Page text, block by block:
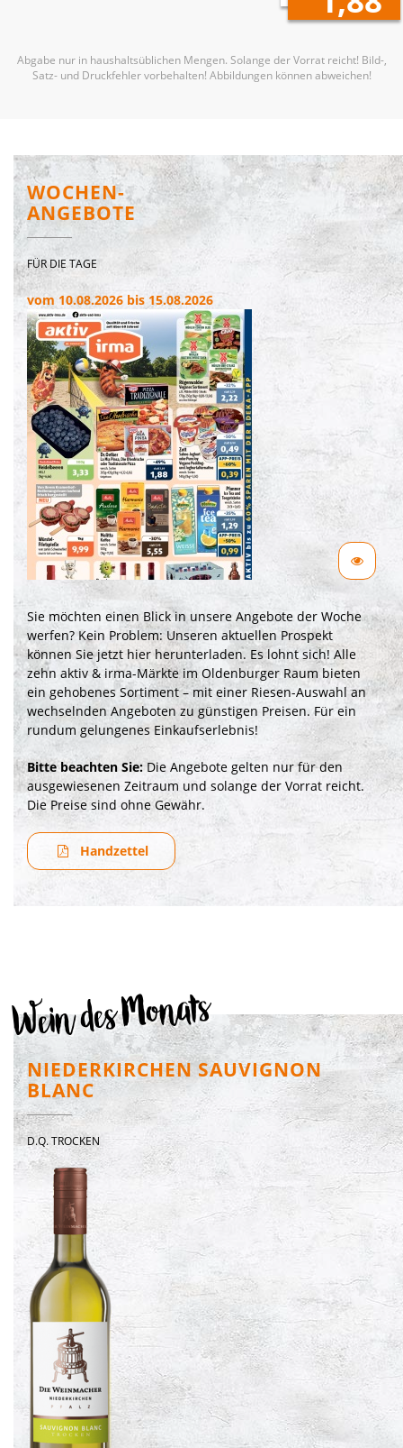
Abgabe nur in haushaltsüblichen Mengen. Solange der Vorrat reicht! Bild-,
Satz- und Druckfehler vorbehalten! Abbildungen können abweichen!
Sie möchten einen Blick in unsere Angebote der Woche
werfen? Kein Problem: Unseren aktuellen Prospekt
können Sie jetzt hier herunterladen. Es lohnt sich! Alle
zehn aktiv & irma-Märkte im Oldenburger Raum bieten
ein gehobenes Sortiment – mit einer Riesen-Auswahl an
wechselnden Angeboten zu günstigen Preisen. Für ein
rundum gelungenes Einkaufserlebnis!
Bitte beachten Sie: Die Angebote gelten nur für den
ausgewiesenen Zeitraum und solange der Vorrat reicht.
Die Preise sind ohne Gewähr.
Handzettel
WOCHEN-
ANGEBOTE
FÜR DIE TAGE
vom 10.08.2026 bis 15.08.2026
Wein des Monats
NIEDERKIRCHEN SAUVIGNON
BLANC
D.Q. TROCKEN